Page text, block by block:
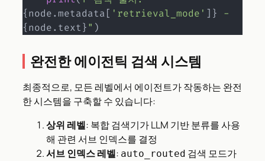
{node.metadata [ 'retrieval_mode' ] }
{node. text}" )
완전한 에이전틱 검색 시스템
최종적으로, 모든 레벨에서 에이전트가 작동하는 완전
한 시스템을 구축할 수 있습니다:
상위 레벨: 복합 검색기가 LLM 기반 분류를 사용
해 관련 서브 인덱스를 결정
서브 인덱스 레벨: auto_routed 검색 모드가